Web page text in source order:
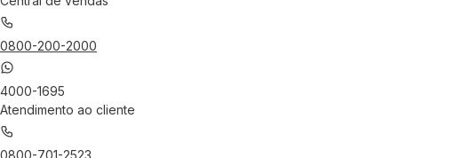
0800-200-2000
4000-1695
Atendimento ao cliente
0800-701-2523